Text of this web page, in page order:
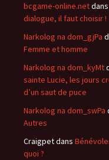
bcgame-online.netdans
dialogue, il faut choisir !
Narkolog na dom_gjPa
Femme et homme
Narkolog na dom_kyMt
sainte Lucie, les jours
d’un saut de puce
Narkolog na dom_swPa
Autres
Craigpetdans
quoi ?